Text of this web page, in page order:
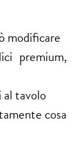
modificare
premium,
tavolo
cosa